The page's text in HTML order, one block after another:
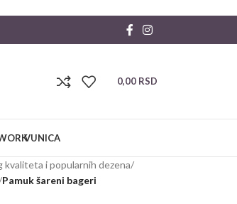
0,00 RSD
VUNICA
kvaliteta i popularnih dezena/
Pamuk šareni bageri